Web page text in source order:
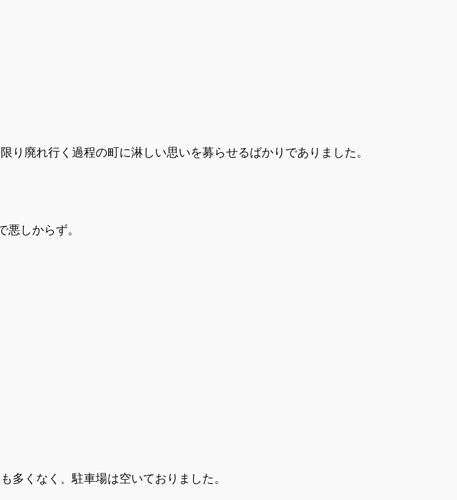
廃れ行く過程の町に淋しい思いを募らせるばかりでありました。
しからず。
多くなく、駐車場は空いておりました。